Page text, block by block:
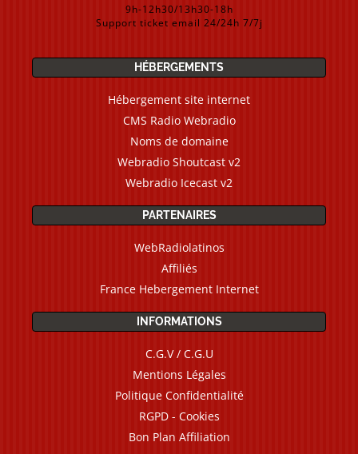
9h-12h30/13h30-18h
Support ticket email 24/24h 7/7j
HÉBERGEMENTS
Hébergement site internet
CMS Radio Webradio
Noms de domaine
Webradio Shoutcast v2
Webradio Icecast v2
PARTENAIRES
WebRadiolatinos
Affiliés
France Hebergement Internet
INFORMATIONS
C.G.V / C.G.U
Mentions Légales
Politique Confidentialité
RGPD - Cookies
Bon Plan Affiliation